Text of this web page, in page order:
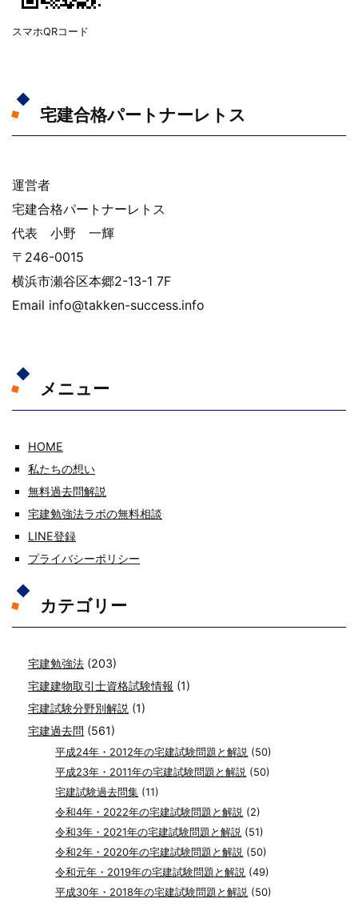
スマホQRコード
宅建合格パートナーレトス
運営者
宅建合格パートナーレトス
代表 小野 一輝
〒246-0015
横浜市瀬谷区本郷2-13-1 7F
Email info@takken-success.info
メニュー
HOME
私たちの想い
無料過去問解説
宅建勉強法ラボの無料相談
LINE登録
プライバシーポリシー
カテゴリー
宅建勉強法 (203)
宅建建物取引士資格試験情報 (1)
宅建試験分野別解説 (1)
宅建過去問 (561)
平成24年・2012年の宅建試験問題と解説 (50)
平成23年・2011年の宅建試験問題と解説 (50)
宅建試験過去問集 (11)
令和4年・2022年の宅建試験問題と解説 (2)
令和3年・2021年の宅建試験問題と解説 (51)
令和2年・2020年の宅建試験問題と解説 (50)
令和元年・2019年の宅建試験問題と解説 (49)
平成30年・2018年の宅建試験問題と解説 (50)